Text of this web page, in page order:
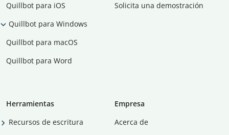
Quillbot para iOS
Quillbot para Windows
Quillbot para macOS
Quillbot para Word
Solicita una demostración
Herramientas
Recursos de escritura
Empresa
Acerca de